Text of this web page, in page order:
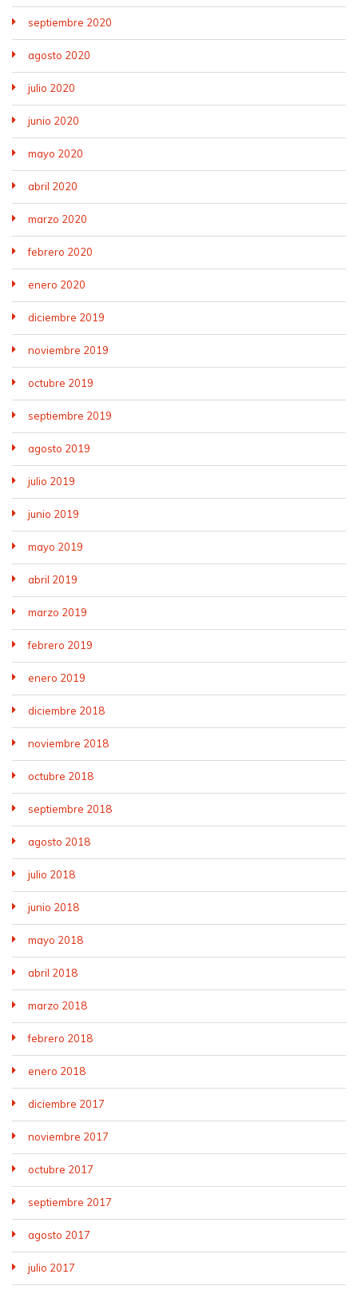
septiembre 2020
agosto 2020
julio 2020
junio 2020
mayo 2020
abril 2020
marzo 2020
febrero 2020
enero 2020
diciembre 2019
noviembre 2019
octubre 2019
septiembre 2019
agosto 2019
julio 2019
junio 2019
mayo 2019
abril 2019
marzo 2019
febrero 2019
enero 2019
diciembre 2018
noviembre 2018
octubre 2018
septiembre 2018
agosto 2018
julio 2018
junio 2018
mayo 2018
abril 2018
marzo 2018
febrero 2018
enero 2018
diciembre 2017
noviembre 2017
octubre 2017
septiembre 2017
agosto 2017
julio 2017